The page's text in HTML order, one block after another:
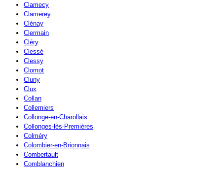
Clamecy
Clamerey
Clénay
Clermain
Cléry
Clessé
Clessy
Clomot
Cluny
Clux
Collan
Collemiers
Collonge-en-Charollais
Collonges-lès-Premières
Colméry
Colombier-en-Brionnais
Combertault
Comblanchien